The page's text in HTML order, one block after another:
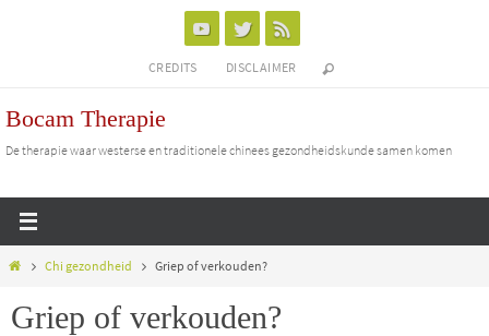
inhoud
CREDITS DISCLAIMER
Bocam Therapie
De therapie waar westerse en traditionele chinees gezondheidskunde samen komen
HomeChi gezondheid Griep of verkouden?
Griep of verkouden?